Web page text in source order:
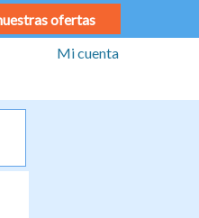
ofertas
Mi cuenta